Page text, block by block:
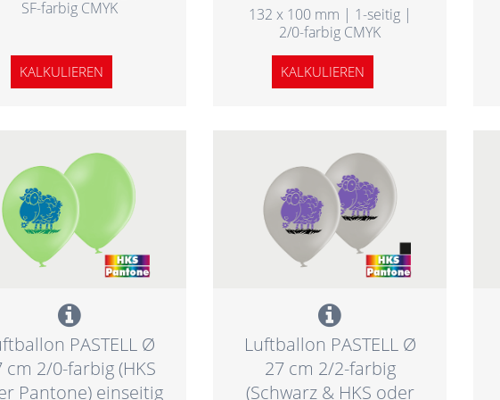
SF-farbig CMYK
KALKULIEREN
132 x 100 mm | 1-seitig |
2/0-farbig CMYK
KALKULIEREN
PASTELL Ø
cm 2/0-farbig (HKS
Pantone) einseitig
Luftballon PASTELL Ø
27 cm 2/2-farbig
(Schwarz & HKS oder